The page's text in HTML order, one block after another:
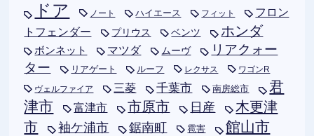
ドア
ノート ハイエース フィット
フロン
トフェンダー
プリウス ベンツ ホンダ
ボンネット マツダ ムーヴ
リアクォー
ター
リアゲート ルーフ レクサス ワゴンR
ヴェルファイア 三菱 千葉市 南房総市
君
津市
富津市 市原市 日産
木更津
市
袖ケ浦市 鋸南町 雹害 館山市